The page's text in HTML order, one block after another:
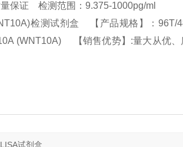
保证 检测范围：9.375-1000pg/ml
检测试剂盒 【产品规格】：96T/
(WNT10A) 【销售优势】:量大从优